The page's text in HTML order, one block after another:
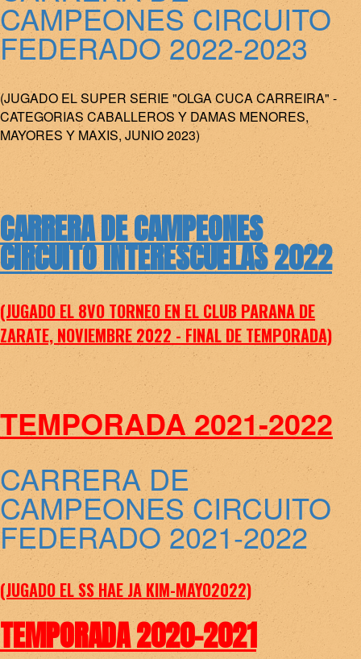
CAMPEONES CIRCUITO
FEDERADO 2022-2023
(JUGADO EL SUPER SERIE "OLGA CUCA CARREIRA" -
CATEGORIAS CABALLEROS Y DAMAS MENORES,
MAYORES Y MAXIS, JUNIO 2023)
CARRERA DE CAMPEONES
CIRCUITO INTERESCUELAS 2022
(JUGADO EL 8VO TORNEO EN EL CLUB PARANA DE
ZARATE, NOVIEMBRE 2022 - FINAL DE TEMPORADA)
TEMPORADA 2021-2022
CARRERA DE
CAMPEONES CIRCUITO
FEDERADO 2021-2022
(JUGADO EL SS HAE JA KIM-MAYO2022)
TEMPORADA 2020-2021